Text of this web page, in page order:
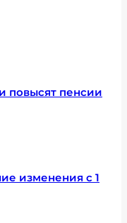
повысят пенсии
изменения с 1